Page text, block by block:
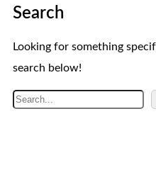
Search
Looking for something
search below!
A